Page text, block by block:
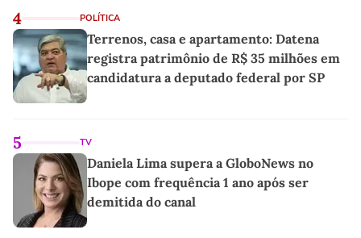
4 POLÍTICA
Terrenos, casa e apartamento: Datena
registra patrimônio de R$ 35 milhões em
candidatura a deputado federal por SP
5 TV
Daniela Lima supera a GloboNews no
Ibope com frequência 1 ano após ser
demitida do canal